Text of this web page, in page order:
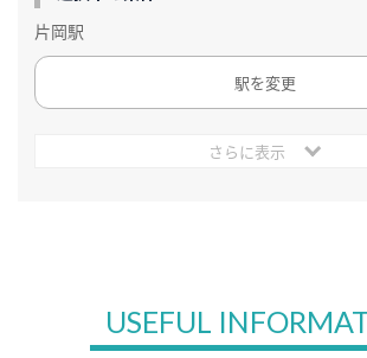
片岡駅
駅を変更
さらに表示
USEFUL